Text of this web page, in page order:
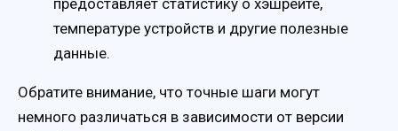
температуре устройств и другие полезные
данные.
Обратите внимание, что точные шаги могут
немного различаться в зависимости от версии